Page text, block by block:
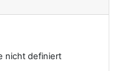
nicht definiert